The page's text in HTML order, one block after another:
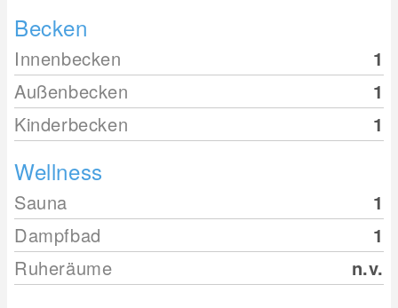
Becken
Innenbecken
1
Außenbecken
1
Kinderbecken
1
Wellness
Sauna
1
Dampfbad
1
Ruheräume
n.v.